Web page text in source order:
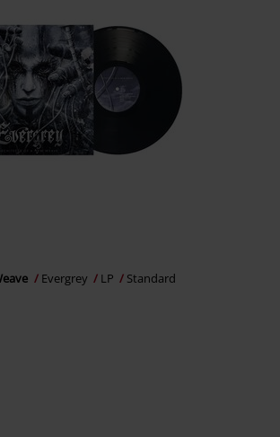
Evergrey LP Standard